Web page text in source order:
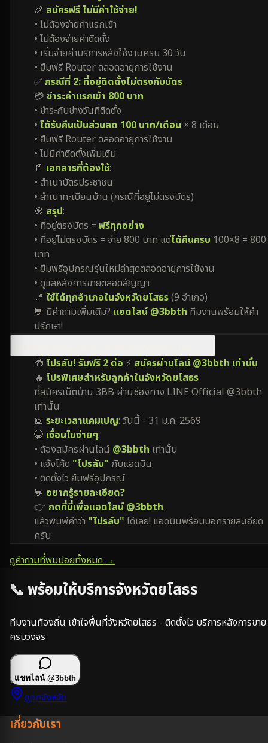
🎉 สมัครฟรี ไม่มีค่าใช้จ่าย!
• ไม่ต้องจ่ายค่าแรกเข้า
• ไม่ต้องจ่ายค่าติดตั้ง
• เริ่มจ่ายค่าบริการหลังใช้งานครบ 30 วัน
• ยืมฟรี Router ตลอดอายุการใช้งาน
✅ กรณีที่ 2: ที่อยู่ติดตั้งไม่ตรงกับบัตร
💳ชำระค่าแรกเข้า 800 บาท
• ชำระกับช่างวันที่ติดตั้ง
• ได้รับคืนเป็นส่วนลด 100 บาท/เดือน × 8 เดือน
• ยืมฟรี Router ตลอดอายุการใช้งาน
• ไม่มีค่าติดตั้งเพิ่มเติม
📄 เอกสารที่ต้องใช้:
• สำเนาบัตรประชาชน
• สำเนาทะเบียนบ้าน (กรณีที่อยู่ไม่ตรงบัตร)
🎯 สรุป:
• ที่อยู่ตรงบัตร = ฟรีทุกอย่าง
• ที่อยู่ไม่ตรงบัตร = จ่าย 800 บาท แต่ได้คืนครบ 100×8 = 800
บาท
• ยืมฟรีอุปกรณ์รุ่นใหม่ล่าสุดตลอดอายุการใช้งาน
• ดูแลหลังการขายตลอดสัญญา
📍 ใช้ได้ทุกอำเภอในจังหวัดยโสธร(9 อำเภอ)
💬 มีคำถามเพิ่มเติม? แอดไลน์ @3bbth ทีมงานพร้อมให้คำ
ปรึกษา!
🎁 โปรลับ! รับฟรี 2 ต่อ ⚡ สมัครผ่านไลน์ @3bbth เท่านั้น
🔥 โปรพิเศษสำหรับลูกค้าในจังหวัดยโสธร
ที่สมัครเน็ตบ้าน 3BB ผ่านช่องทาง LINE Official @3bbth
เท่านั้น
📅 ระยะเวลาแคมเปญ: วันนี้ - 31 ม.ค. 2569
🤫 เงื่อนไขง่ายๆ:
• ต้องสมัครผ่านไลน์ @3bbth เท่านั้น
• แจ้งโค้ด "โปรลับ" กับแอดมิน
• ติดตั้งไว ยืมฟรีอุปกรณ์
💬 อยากรู้รายละเอียด?
👉 กดที่นี่เพื่อแอดไลน์ @3bbth
แล้วพิมพ์คำว่า "โปรลับ" ได้เลย! แอดมินพร้อมบอกรายละเอียด
ครับ
ดูคำถามที่พบบ่อยทั้งหมด →
📞 พร้อมให้บริการจังหวัดยโสธร
ทีมงานท้องถิ่น เข้าใจพื้นที่จังหวัดยโสธร - ติดตั้งไว บริการหลังการขาย
ครบวงจร
แชทไลน์ @3bbth
ดูทุกจังหวัด
เกี่ยวกับเรา